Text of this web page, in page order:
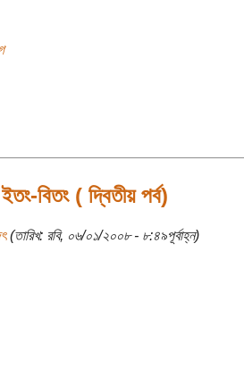
বিতং ( দ্বিতীয় পর্ব)
(তারিখ: রবি, ০৬/০১/২০০৮ - ৮:৪৯পূর্বাহ্ন)